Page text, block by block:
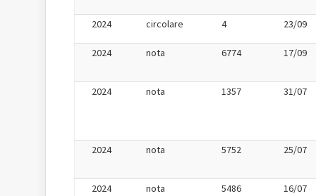
2024 circolare 4 23/09
2024 nota 6774 17/09
2024 nota 1357 31/07
2024 nota 5752 25/07
2024 nota 5486 16/07